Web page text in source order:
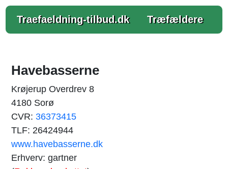
Traefaeldning-tilbud.dk Træfældere
Havebasserne
Krøjerup Overdrev 8
4180 Sorø
CVR: 36373415
TLF: 26424944
www.havebasserne.dk
Erhverv: gartner